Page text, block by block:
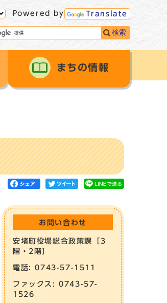
Powered by Translate
検索
まちの情報
お問い合わせ
安堵町役場総合政策課［3
階・2階］
電話: 0743-57-1511
ファックス: 0743-57-
1526